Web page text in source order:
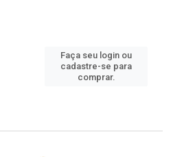
Faça seu login ou
cadastre-se para
comprar.